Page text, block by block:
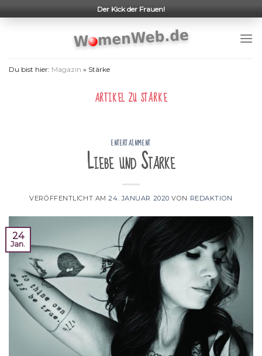
to
Der Kick der Frauen!
Du bist hier: Magazin » Stärke
ARTIKEL ZU STÄRKE
ENTERTAINMENT
Liebe und Stärke
VERÖFFENTLICHT AM24. JANUAR 2020 VON REDAKTION
24
Jan.